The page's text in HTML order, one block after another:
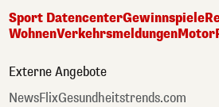
Sport DatencenterGewinnspiele
WohnenVerkehrsmeldungenMotor
Externe Angebote
NewsFlixGesundheitstrends.com